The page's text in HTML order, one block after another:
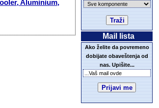
Aluminium,
Mail lista
Ako želite da povremeno
dobijate obaveštenja od
nas. Upišite...